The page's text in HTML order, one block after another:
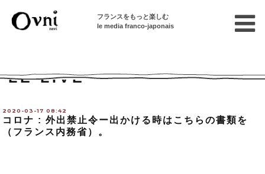
フランスをもっと楽しむ
le media franco-japonais
LE LIVE
2020-03-17 08:42
コロナ : 外出禁止令ー出かける時はこちらの書類を
（フランス内務省）。